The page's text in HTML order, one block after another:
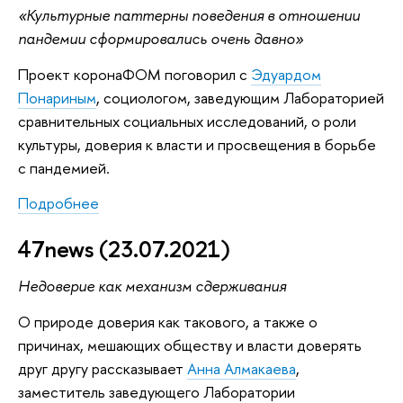
«Культурные паттерны поведения в отношении
пандемии сформировались очень давно»
Проект коронаФОМ поговорил с Эдуардом
Понариным, социологом, заведующим Лабораторией
сравнительных социальных исследований, о роли
культуры, доверия к власти и просвещения в борьбе
с пандемией.
Подробнее
47news (23.07.2021)
Недоверие как механизм сдерживания
О природе доверия как такового, а также о
причинах, мешающих обществу и власти доверять
друг другу рассказывает Анна Алмакаева,
заместитель заведующего Лаборатории